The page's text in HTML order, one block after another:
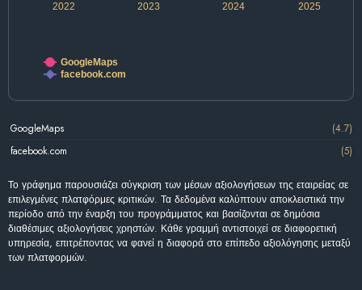
2022 2024
2023 2025
GoogleMaps
facebook.com
GoogleMaps
(4.7)
facebook.com
(5)
Το γράφημα παρουσιάζει σύγκριση των μέσων αξιολογήσεων της εταιρείας σε
επιλεγμένες πλατφόρμες κριτικών. Τα δεδομένα καλύπτουν αποκλειστικά την
περίοδο από την έναρξη του προγράμματος και βασίζονται σε δημόσια
διαθέσιμες αξιολογήσεις χρηστών. Κάθε γραμμή αντιστοιχεί σε διαφορετική
υπηρεσία, επιτρέποντας να φανεί η διαφορά στο επίπεδο αξιολόγησης μεταξύ
των πλατφορμών.